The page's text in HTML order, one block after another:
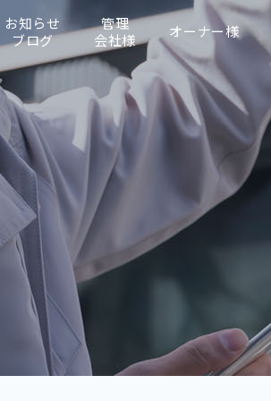
お知らせ
ブログ
管理
会社様
オーナー様